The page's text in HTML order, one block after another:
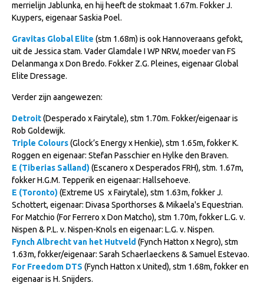
NRPS Select Sale
Hengstenkeuring
ABOP
Sport
Wereldkampioenschap Jonge Paarden
Dutch Pony Championship
Evenementen
Arabian Horse Events
Arabissimo
Veulenregistratie
merrielijn Jablunka, en hij heeft de stokmaat 1.67m. Fokker J.
Kuypers, eigenaar Saskia Poel.
Gravitas Global Elite (stm 1.68m) is ook Hannoveraans gefokt,
uit de Jessica stam. Vader Glamdale I WP NRW, moeder van FS
Delanmanga x Don Bredo. Fokker Z.G. Pleines, eigenaar Global
Elite Dressage.
Verder zijn aangewezen:
Detroit(Desperado x Fairytale), stm 1.70m. Fokker/eigenaar is
Rob Goldewijk.
Triple Colours(Glock’s Energy x Henkie), stm 1.65m, fokker K.
Roggen en eigenaar: Stefan Passchier en Hylke den Braven.
E (Tiberias Salland)(Escanero x Desperados FRH), stm. 1.67m,
fokker H.G.M. Tepperik en eigenaar: Hallsehoeve.
E (Toronto)(Extreme US x Fairytale), stm 1.63m, fokker J.
Schottert, eigenaar: Divasa Sporthorses & Mikaela's Equestrian.
For Matchio (For Ferrero x Don Matcho), stm 1.70m, fokker L.G. v.
Nispen & P.L. v. Nispen-Knols en eigenaar: L.G. v. Nispen.
Fynch Albrecht van het Hutveld (Fynch Hatton x Negro), stm
1.63m, fokker/eigenaar: Sarah Schaerlaeckens & Samuel Estevao.
For Freedom DTS (Fynch Hatton x United), stm 1.68m, fokker en
eigenaar is H. Snijders.